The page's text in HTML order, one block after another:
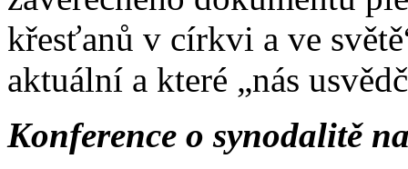
křesťanů v církvi a ve
aktuální a které „nás
Konference o synodalitě